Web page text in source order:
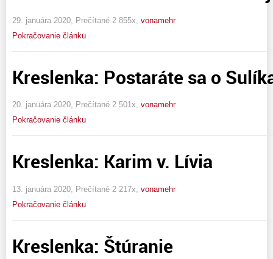
29. januára 2020, Prečítané 2 855x, vonamehr
Pokračovanie článku
Kreslenka: Postaráte sa o
20. januára 2020, Prečítané 2 501x, vonamehr
Pokračovanie článku
Kreslenka: Karim v. Lívia
13. januára 2020, Prečítané 2 217x, vonamehr
Pokračovanie článku
Kreslenka: Štúranie